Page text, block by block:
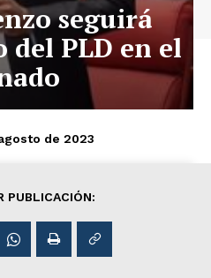
seguirá
del PLD en el
de 2023
PUBLICACIÓN: